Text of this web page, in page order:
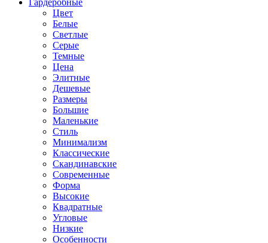
Гардеробные
Цвет
Белые
Светлые
Серые
Темные
Цена
Элитные
Дешевые
Размеры
Большие
Маленькие
Стиль
Минимализм
Классические
Скандинавские
Современные
Форма
Высокие
Квадратные
Угловые
Низкие
Особенности